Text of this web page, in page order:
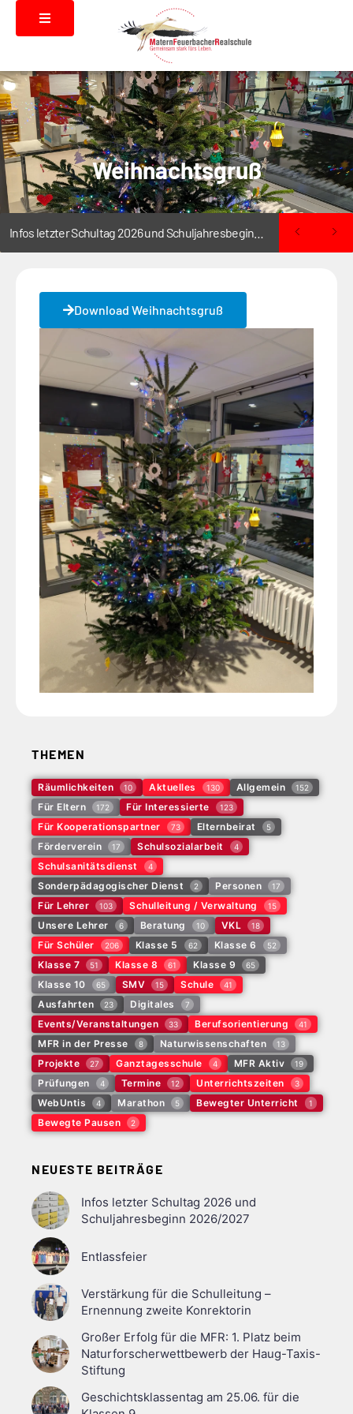
Weihnachtsgruß
Download Weihnachtsgruß
THEMEN
Räumlichkeiten 10 Aktuelles 130 Allgemein 152
Für Eltern 172 Für Interessierte 123
Für Kooperationspartner 73 Elternbeirat 5
Förderverein 17 Schulsozialarbeit 4
Schulsanitätsdienst 4
Sonderpädagogischer Dienst 2 Personen 17
Für Lehrer 103 Schulleitung / Verwaltung 15
Unsere Lehrer 6 Beratung 10 VKL 18
Für Schüler 206 Klasse 5 62 Klasse 6 52
Klasse 7 51 Klasse 8 61 Klasse 9 65
Klasse 10 65 SMV 15 Schule 41
Ausfahrten 23 Digitales 7
Events/Veranstaltungen 33 Berufsorientierung 41
MFR in der Presse 8 Naturwissenschaften 13
Projekte 27 Ganztagesschule 4 MFR Aktiv 19
Prüfungen 4 Termine 12 Unterrichtszeiten 3
WebUntis 4 Marathon 5 Bewegter Unterricht 1
Bewegte Pausen 2
NEUESTE BEITRÄGE
Infos letzter Schultag 2026 und
Schuljahresbeginn 2026/2027
Entlassfeier
Verstärkung für die Schulleitung –
Ernennung zweite Konrektorin
Großer Erfolg für die MFR: 1. Platz beim
Naturforscherwettbewerb der Haug-Taxis-
Stiftung
Geschichtsklassentag am 25.06. für die